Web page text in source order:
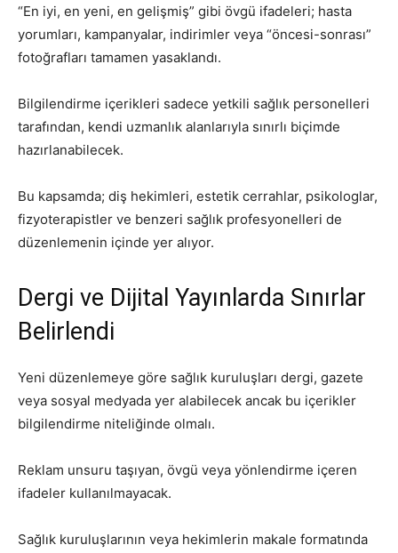
“En iyi, en yeni, en gelişmiş” gibi övgü ifadeleri; hasta
yorumları, kampanyalar, indirimler veya “öncesi-sonrası”
fotoğrafları tamamen yasaklandı.
Bilgilendirme içerikleri sadece yetkili sağlık personelleri
tarafından, kendi uzmanlık alanlarıyla sınırlı biçimde
hazırlanabilecek.
Bu kapsamda; diş hekimleri, estetik cerrahlar, psikologlar,
fizyoterapistler ve benzeri sağlık profesyonelleri de
düzenlemenin içinde yer alıyor.
Dergi ve Dijital Yayınlarda Sınırlar
Belirlendi
Yeni düzenlemeye göre sağlık kuruluşları dergi, gazete
veya sosyal medyada yer alabilecek ancak bu içerikler
bilgilendirme niteliğinde olmalı.
Reklam unsuru taşıyan, övgü veya yönlendirme içeren
ifadeler kullanılmayacak.
Sağlık kuruluşlarının veya hekimlerin makale formatında